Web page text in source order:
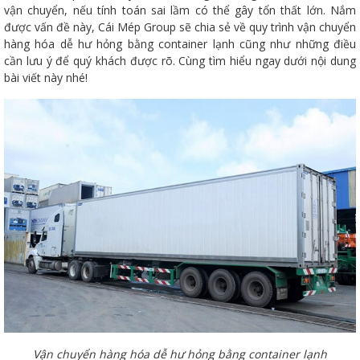
vận chuyển, nếu tính toán sai lầm có thể gây tổn thất lớn. Nắm
được vấn đề này, Cái Mép Group sẽ chia sẻ về quy trình vận chuyển
hàng hóa dễ hư hỏng bằng container lạnh cũng như những điều
cần lưu ý để quý khách được rõ. Cùng tìm hiểu ngay dưới nội dung
bài viết này nhé!
Vận chuyển hàng hóa dễ hư hỏng bằng container lạnh